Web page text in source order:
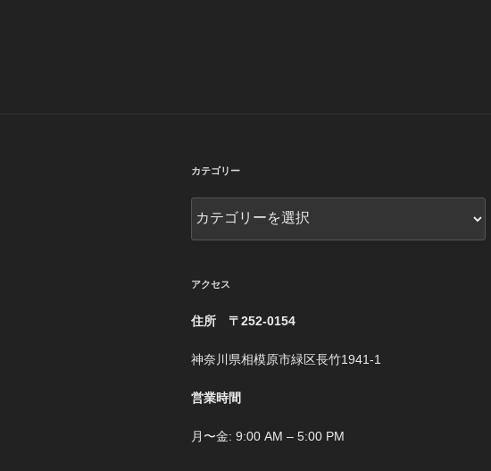
カテゴリー
テ
ゴ
ー
アクセス
住所 〒252-0154
神奈川県相模原市緑区長竹1941-1
営業時間
月〜金: 9:00 AM – 5:00 PM